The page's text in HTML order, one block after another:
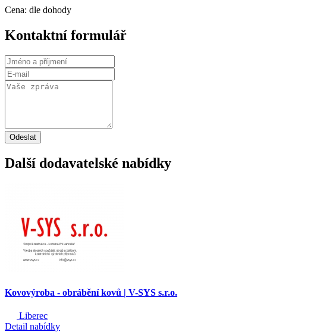
Cena: dle dohody
Kontaktní formulář
Odeslat
Další dodavatelské nabídky
Kovovýroba - obrábění kovů | V-SYS s.r.o.
Liberec
Detail nabídky